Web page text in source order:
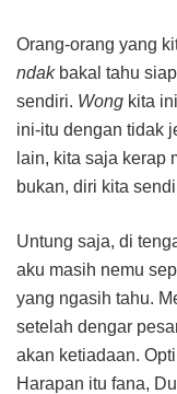
Orang-orang yang
ndakbakal tahu
sendiri. Wong kita
ini-itu dengan tidak
lain, kita saja kerap
bukan, diri kita
Untung saja, di
aku masih nemu
yang ngasih tahu.
setelah dengar
akan ketiadaan.
Harapan itu fana,